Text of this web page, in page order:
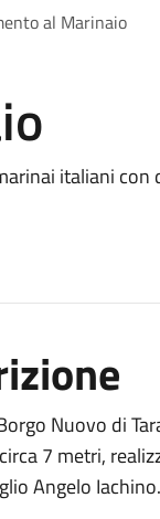
al Marinaio
italiani con
Nuovo di
7 metri,
Angelo Iachino.